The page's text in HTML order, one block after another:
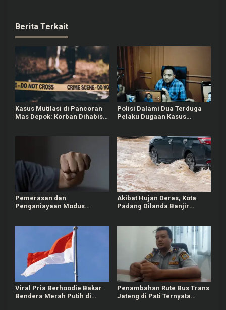
Berita Terkait
Kasus Mutilasi di Pancoran
Mas Depok: Korban Dihabisi
Polisi Dalami Dua Terduga
Pelaku Dugaan Kasus
Pemerasan dan
Penganiayaan Modus
Akibat Hujan Deras, Kota
Padang Dilanda Banjir
Viral Pria Berhoodie Bakar
Bendera Merah Putih di
Penambahan Rute Bus Trans
Jateng di Pati Ternyata